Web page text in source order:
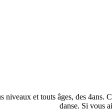
niveaux et touts âges, des
danse. Si vous